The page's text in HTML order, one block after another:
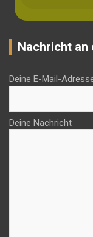
Nachricht an
Deine E-Mail-
Deine Nachricht